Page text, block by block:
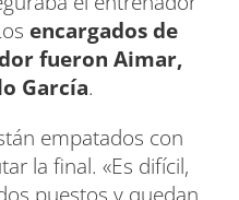
encargados de
fueron Aimar,
García.
empatados con
la final. «Es difícil,